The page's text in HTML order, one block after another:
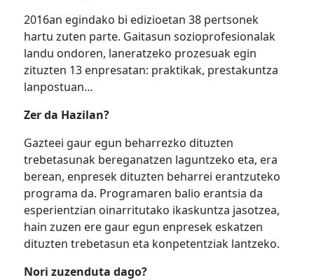
2016an egindako bi edizioetan 38 pertsonek
hartu zuten parte. Gaitasun sozioprofesionalak
landu ondoren, laneratzeko prozesuak egin
zituzten 13 enpresatan: praktikak, prestakuntza
lanpostuan…
Zer da Hazilan?
Gazteei gaur egun beharrezko dituzten
trebetasunak bereganatzen laguntzeko eta, era
berean, enpresek dituzten beharrei erantzuteko
programa da. Programaren balio erantsia da
esperientzian oinarritutako ikaskuntza jasotzea,
hain zuzen ere gaur egun enpresek eskatzen
dituzten trebetasun eta konpetentziak lantzeko.
Nori zuzenduta dago?